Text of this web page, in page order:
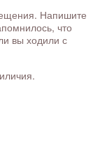
Напишите
что
вы ходили с